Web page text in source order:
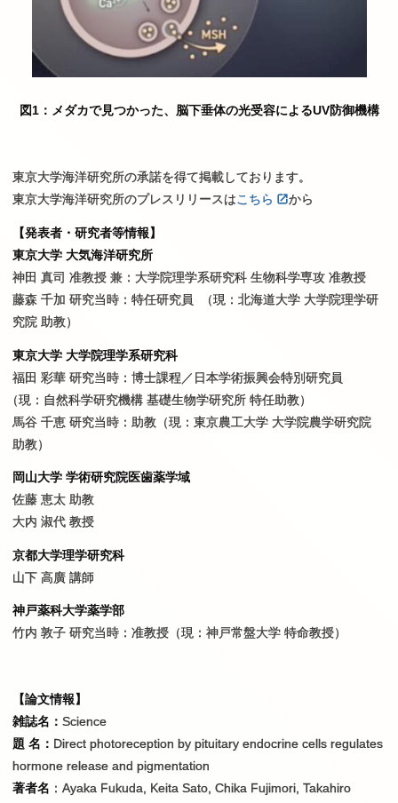
図1：メダカで見つかった、脳下垂体の光受容によるUV防御機構
東京大学海洋研究所の承諾を得て掲載しております。
東京大学海洋研究所のプレスリリースはこちら から
【発表者・研究者等情報】
東京大学 大気海洋研究所
神田 真司 准教授 兼：大学院理学系研究科 生物科学専攻 准教授
藤森 千加 研究当時：特任研究員
（現：北海道大学 大学院理学研
究院 助教）
東京大学 大学院理学系研究科
福田 彩華 研究当時：博士課程／日本学術振興会特別研究員
（現：自然科学研究機構 基礎生物学研究所 特任助教）
馬谷 千恵 研究当時：助教（現：東京農工大学 大学院農学研究院
助教）
岡山大学 学術研究院医歯薬学域
佐藤 恵太 助教
大内 淑代 教授
京都大学理学研究科
山下 高廣 講師
神戸薬科大学薬学部
竹内 敦子 研究当時：准教授（現：神戸常盤大学 特命教授）
【論文情報】
雑誌名： Science
題 名： Direct photoreception by pituitary endocrine cells regulates
hormone release and pigmentation
著者名 ：Ayaka Fukuda, Keita Sato, Chika Fujimori, Takahiro